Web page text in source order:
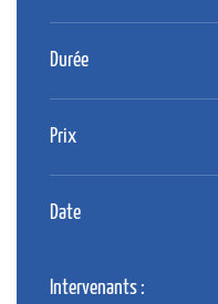
Durée
Prix
Date
Intervenants :